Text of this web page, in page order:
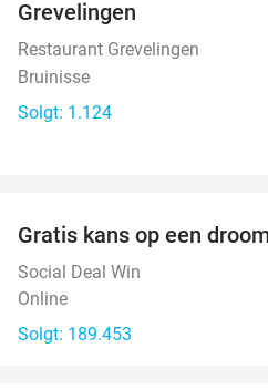
Grevelingen
Restaurant Grevelingen
Bruinisse
Solgt: 1.124
Gratis kans op een
Social Deal Win
Online
Solgt: 189.453